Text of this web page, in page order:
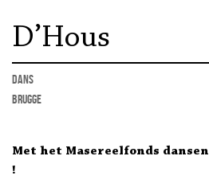
D’Hous
dans
Brugge
Met het Masereelfonds
!